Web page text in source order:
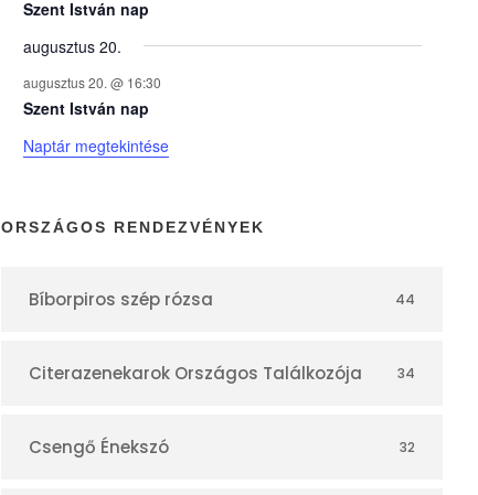
y
e
k
n
a
á
Szent István nap
augusztus 20.
augusztus 20. @ 16:30
Szent István nap
Naptár megtekintése
ORSZÁGOS RENDEZVÉNYEK
Bíborpiros szép rózsa 44
Citerazenekarok Országos Találkozója 34
Csengő Énekszó 32